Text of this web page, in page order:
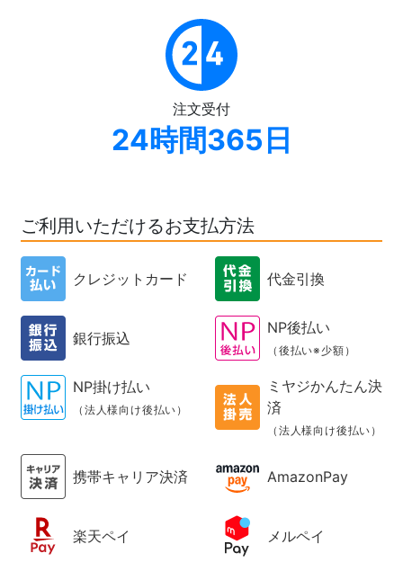
注文受付
24時間365日
ご利用いただけるお支払方法
クレジットカード 代金引換
銀行振込
NP後払い
（後払い※少額）
NP掛け払い
（法人様向け後払い）
ミヤジかんたん決
済
（法人様向け後払い）
携帯キャリア決済 AmazonPay
楽天ペイ メルペイ